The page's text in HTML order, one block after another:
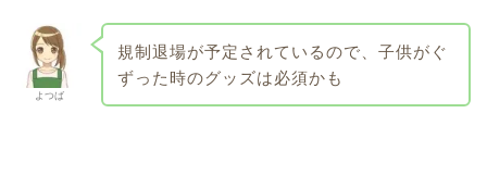
よつば
規制退場が予定されているので、子供がぐ
ずった時のグッズは必須かも